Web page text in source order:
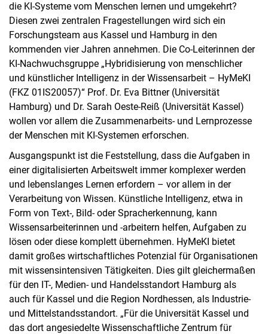
die KI-Systeme vom Menschen lernen und umgekehrt?
Diesen zwei zentralen Fragestellungen wird sich ein
Forschungsteam aus Kassel und Hamburg in den
kommenden vier Jahren annehmen. Die Co-Leiterinnen der
KI-Nachwuchsgruppe „Hybridisierung von menschlicher
und künstlicher Intelligenz in der Wissensarbeit – HyMeKI
(FKZ 01IS20057)“ Prof. Dr. Eva Bittner (Universität
Hamburg) und Dr. Sarah Oeste-Reiß (Universität Kassel)
wollen vor allem die Zusammenarbeits- und Lernprozesse
der Menschen mit KI-Systemen erforschen.
Ausgangspunkt ist die Feststellung, dass die Aufgaben in
einer digitalisierten Arbeitswelt immer komplexer werden
und lebenslanges Lernen erfordern – vor allem in der
Verarbeitung von Wissen. Künstliche Intelligenz, etwa in
Form von Text-, Bild- oder Spracherkennung, kann
Wissensarbeiterinnen und -arbeitern helfen, Aufgaben zu
lösen oder diese komplett übernehmen. HyMeKI bietet
damit großes wirtschaftliches Potenzial für Organisationen
mit wissensintensiven Tätigkeiten. Dies gilt gleichermaßen
für den IT-, Medien- und Handelsstandort Hamburg als
auch für Kassel und die Region Nordhessen, als Industrie-
und Mittelstandsstandort. „Für die Universität Kassel und
das dort angesiedelte Wissenschaftliche Zentrum für